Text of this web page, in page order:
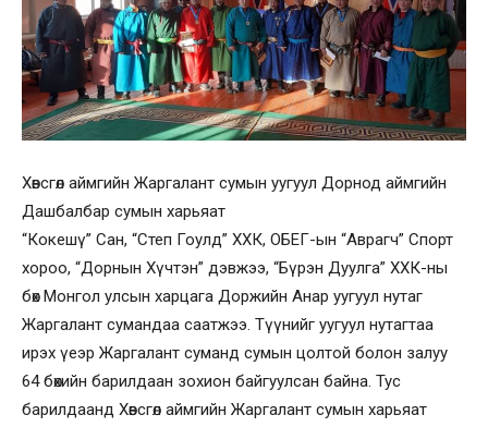
Хөвсгөл аймгийн Жаргалант сумын уугуул Дорнод аймгийн
Дашбалбар сумын харьяат
“Кокешү” Сан, “Степ Гоулд” ХХК, ОБЕГ-ын “Аврагч” Спорт
хороо, “Дорнын Хүчтэн” дэвжээ, “Бүрэн Дуулга” ХХК-ны
бөх Монгол улсын харцага Доржийн Анар уугуул нутаг
Жаргалант сумандаа саатжээ. Түүнийг уугуул нутагтаа
ирэх үеэр Жаргалант суманд сумын цолтой болон залуу
64 бөхийн барилдаан зохион байгуулсан байна. Тус
барилдаанд Хөвсгөл аймгийн Жаргалант сумын харьяат